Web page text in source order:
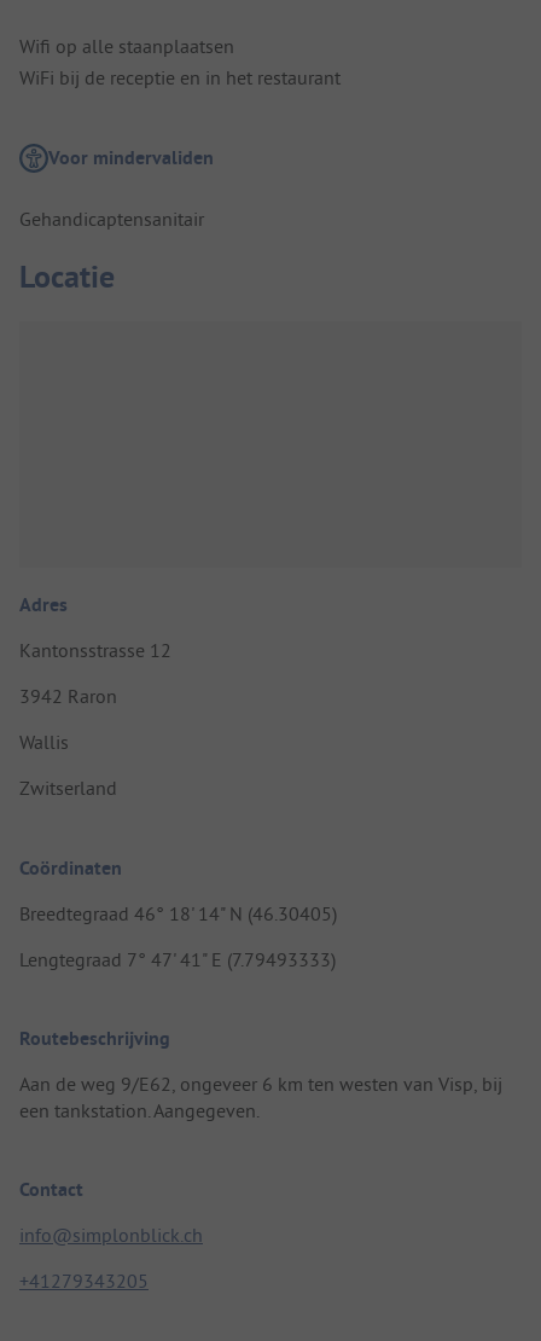
Wifi op alle staanplaatsen
WiFi bij de receptie en in het restaurant
Voor mindervaliden
Gehandicaptensanitair
Locatie
Adres
Kantonsstrasse 12
3942 Raron
Wallis
Zwitserland
Coördinaten
Breedtegraad 46° 18' 14" N (46.30405)
Lengtegraad 7° 47' 41" E (7.79493333)
Routebeschrijving
Aan de weg 9/E62, ongeveer 6 km ten westen van Visp, bij
een tankstation. Aangegeven.
Contact
info@simplonblick.ch
+41279343205